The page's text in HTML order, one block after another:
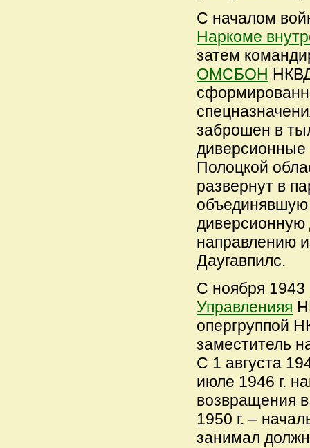
С началом
Наркоме
затем
ОМСБОН
заброшен в
диверсионные
Полоцкой
развернут в
объединявшую
диверсионную
направлению
Даугавпилс.
С ноября 1943
Управленияя
опергруппой
заместитель
С 1 августа
июле 1946 г.
возвращения
1950 г. –
занимал